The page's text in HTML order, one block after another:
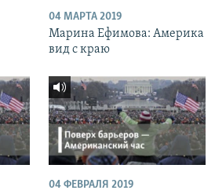
04 МАРТА 2019
Марина Ефимова: Америка
вид с краю
04 ФЕВРАЛЯ 2019